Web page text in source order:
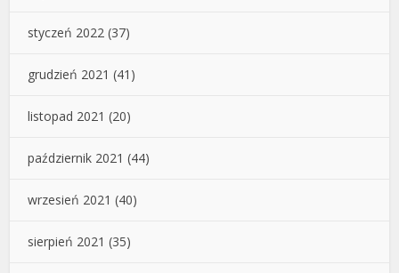
styczeń 2022 (37)
grudzień 2021 (41)
listopad 2021 (20)
październik 2021 (44)
wrzesień 2021 (40)
sierpień 2021 (35)